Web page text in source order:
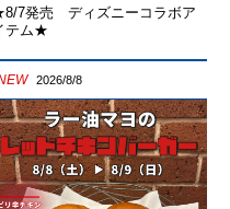
7発売 ディズニーコラボア
テム★
2026/8/8